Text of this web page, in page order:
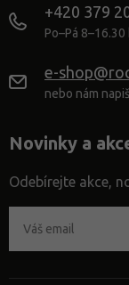
+420 379
Po–Pá 8–16.30
e-
nebo nám
Novinky a
Odebírejte akce,